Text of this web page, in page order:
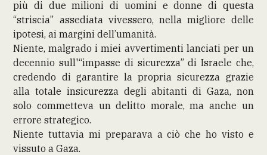
più di due milioni di uomini e donne di questa
“striscia” assediata vivessero, nella migliore delle
ipotesi, ai margini dell’umanità.
Niente, malgrado i miei avvertimenti lanciati per un
decennio sull'“impasse di sicurezza” di Israele che,
credendo di garantire la propria sicurezza grazie
alla totale insicurezza degli abitanti di Gaza, non
solo commetteva un delitto morale, ma anche un
errore strategico.
Niente tuttavia mi preparava a ciò che ho visto e
vissuto a Gaza.